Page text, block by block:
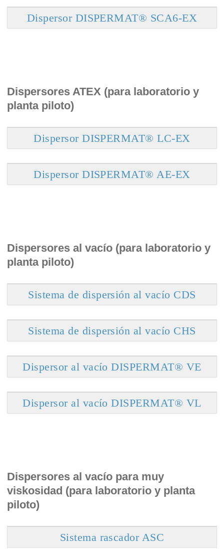
Dispersor DISPERMAT® SCA6-EX
Dispersores ATEX (para laboratorio y
planta piloto)
Dispersor DISPERMAT® LC-EX
Dispersor DISPERMAT® AE-EX
Dispersores al vacío (para laboratorio y
planta piloto)
Sistema de dispersión al vacío CDS
Sistema de dispersión al vacío CHS
Dispersor al vacío DISPERMAT® VE
Dispersor al vacío DISPERMAT® VL
Dispersores al vacío para muy
viskosidad (para laboratorio y planta
piloto)
Sistema rascador ASC